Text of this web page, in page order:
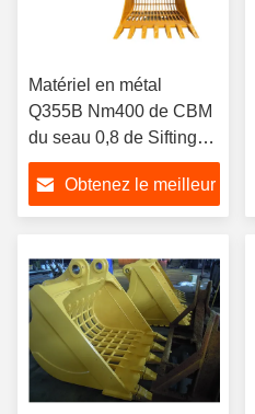
Matériel en métal
Q355B Nm400 de CBM
du seau 0,8 de Sifting
Rock Sieve
d'excavatrice
Obtenez le meilleur